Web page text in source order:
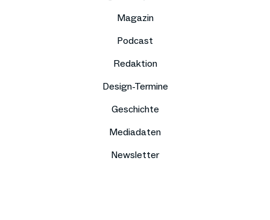
Magazin
Podcast
Redaktion
Design-Termine
Geschichte
Mediadaten
Newsletter